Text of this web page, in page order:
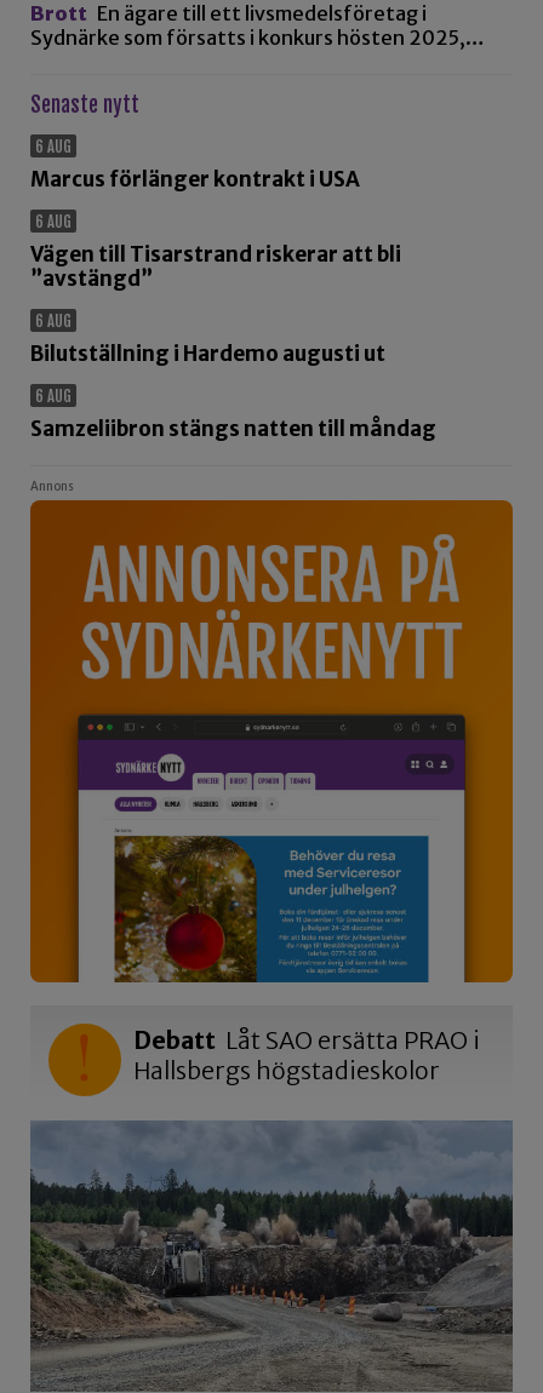
Brott En ägare till ett livsmedelsföretag i
Sydnärke som försatts i konkurs hösten 2025,…
Senaste nytt
6 AUG
Marcus förlänger kontrakt i USA
6 AUG
Vägen till Tisarstrand riskerar att bli
”avstängd”
6 AUG
Bilutställning i Hardemo augusti ut
6 AUG
Samzeliibron stängs natten till måndag
Annons
Debatt Låt SAO ersätta PRAO i
Hallsbergs högstadieskolor